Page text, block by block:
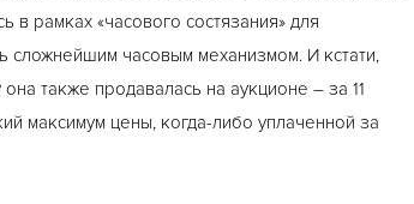
рамках «часового состязания» для
сложнейшим часовым механизмом. И кстати,
также продавалась на аукционе – за 11
максимум цены, когда-либо уплаченной за